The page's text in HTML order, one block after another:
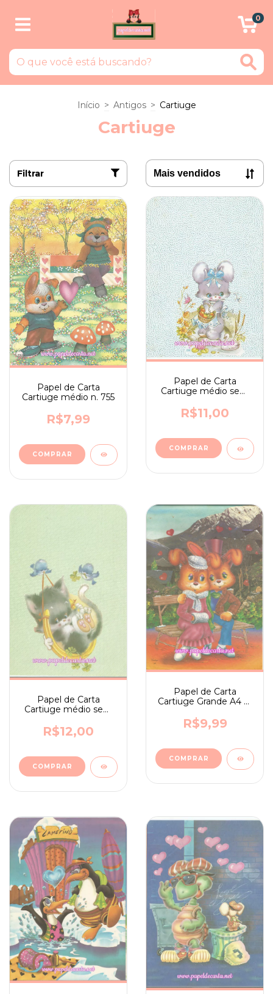
0
Início > Antigos > Cartiuge
Cartiuge
Filtrar
Papel de Carta
Cartiuge médio n. 755
R$7,99
Papel de Carta
Cartiuge médio sem
R$11,00
Papel de Carta
Cartiuge médio sem
R$12,00
Papel de Carta
Cartiuge Grande A4 nº
R$9,99